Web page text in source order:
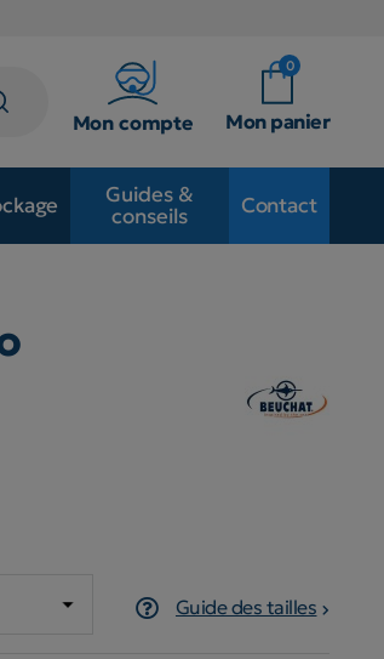
Mon compte
0
Mon panier
Guides &
conseils
Contact
Guide des tailles